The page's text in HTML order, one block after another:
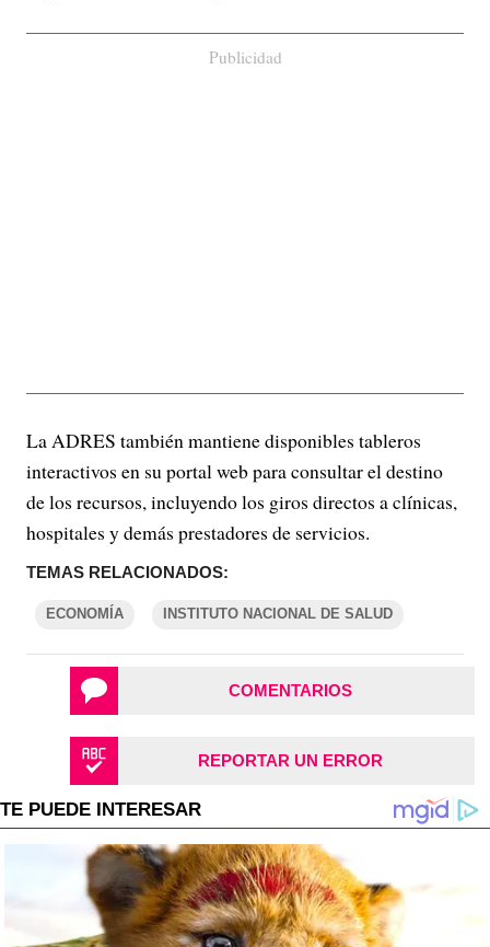
Publicidad
La ADRES también mantiene disponibles tableros
interactivos en su portal web para consultar el destino
de los recursos, incluyendo los giros directos a clínicas,
hospitales y demás prestadores de servicios.
TEMAS RELACIONADOS:
ECONOMÍA INSTITUTO NACIONAL DE SALUD
COMENTARIOS
REPORTAR UN ERROR